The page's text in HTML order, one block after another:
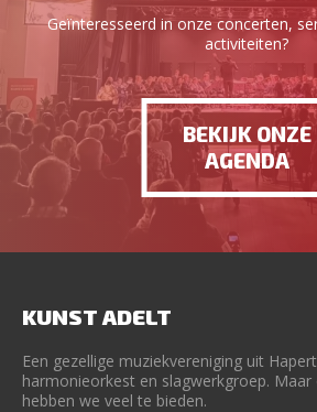
Geïnteresseerd in onze concerten,
activiteiten?
BEKIJK ONZE
AGENDA
KUNST ADELT
Een gezellige muziekvereniging uit
harmonieorkest en slagwerkgroep.
hebben we veel te bieden.